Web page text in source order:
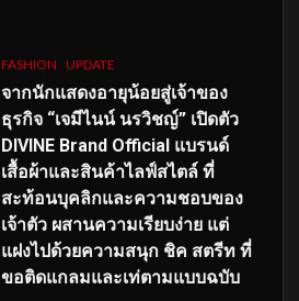
FASHION UPDATE
จากนักแสดงอายุน้อยสู่เจ้าของ
ธุรกิจ “เจมีไนน์ นรวิชญ์” เปิดตัว
DIVINE Brand Official แบรนด์
เสื้อผ้าและสินค้าไลฟ์สไตล์ ที่
สะท้อนบุคลิกและความชอบของ
เจ้าตัว ผสานความเรียบง่าย แต่
แฝงไปด้วยความสนุก ชิค สตรีท ที่
ขอติดแกลมและเท่ตามแบบฉบับ